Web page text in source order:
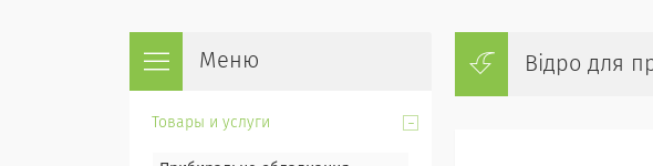
Відро для
Товары и услуги